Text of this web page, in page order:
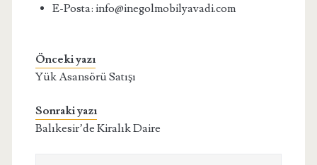
E-Posta: info@inegolmobilyavadi.com
Önceki yazı
Yük Asansörü Satışı
Sonraki yazı
Balıkesir’de Kiralık Daire